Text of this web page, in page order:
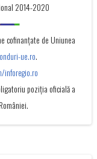
2014-2020
cofinanțate de Uniunea
ue.ro.
inforegio.ro
poziţia oficială a